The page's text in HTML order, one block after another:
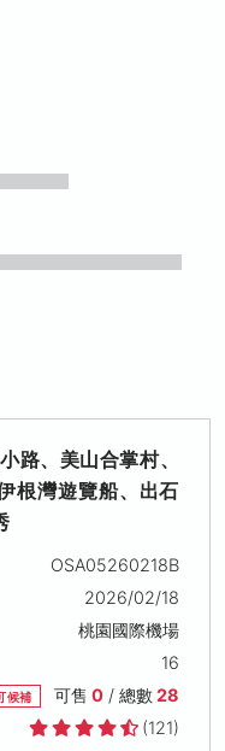
路、美山合掌村、
根灣遊覽船、出石
OSA05260218B
2026/02/18
桃園國際機場
16
候補 可售 0/ 總數28
(121)